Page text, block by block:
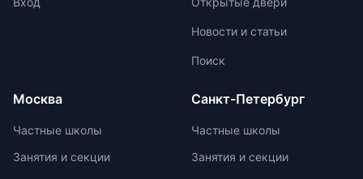
государственной аккредитации,
При выборе ранца проверяйтеНовости и статьи
Поиск
Москва
Частные школы
Занятия и секции
Санкт-Петербург
Частные школы
Занятия и секции